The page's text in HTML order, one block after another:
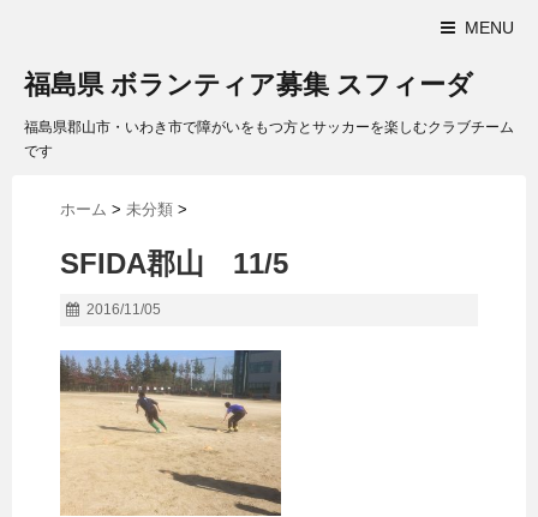
MENU
福島県 ボランティア募集 スフィーダ
福島県郡山市・いわき市で障がいをもつ方とサッカーを楽しむクラブチーム
です
ホーム > 未分類 >
SFIDA郡山 11/5
2016/11/05